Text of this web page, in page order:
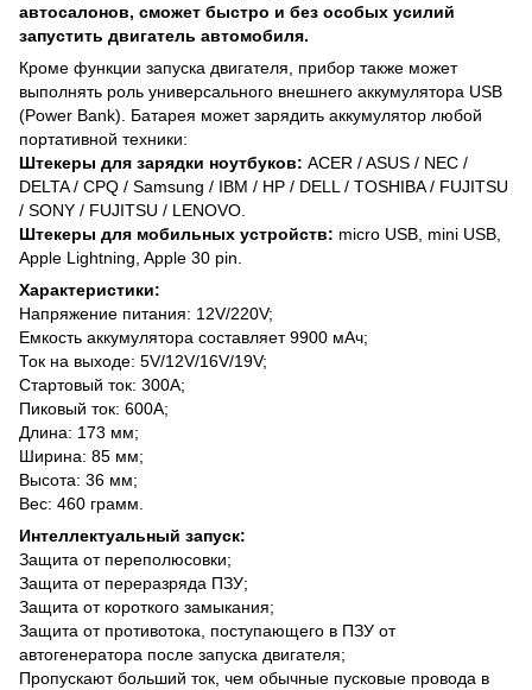
автосалонов, сможет быстро и без особых усилий
запустить двигатель автомобиля.
Кроме функции запуска двигателя, прибор также может
выполнять роль универсального внешнего аккумулятора USB
(Power Bank). Батарея может зарядить аккумулятор любой
портативной техники:
Штекеры для зарядки ноутбуков: ACER / ASUS / NEC /
DELTA / CPQ / Samsung / IBM / HP / DELL / TOSHIBA / FUJITSU
/ SONY / FUJITSU / LENOVO.
Штекеры для мобильных устройств: micro USB, mini USB,
Apple Lightning, Apple 30 pin.
Характеристики:
Напряжение питания: 12V/220V;
Емкость аккумулятора составляет 9900 мАч;
Ток на выходе: 5V/12V/16V/19V;
Стартовый ток: 300A;
Пиковый ток: 600А;
Длина: 173 мм;
Ширина: 85 мм;
Высота: 36 мм;
Вес: 460 грамм.
Интеллектуальный запуск:
Защита от переполюсовки;
Защита от переразряда ПЗУ;
Защита от короткого замыкания;
Защита от противотока, поступающего в ПЗУ от
автогенератора после запуска двигателя;
Пропускают больший ток, чем обычные пусковые провода в